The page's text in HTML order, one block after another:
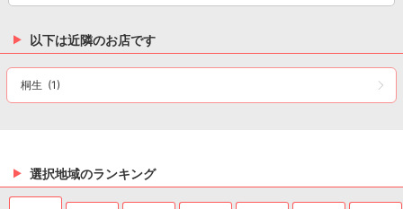
以下は近隣のお店です
桐生 (1)
選択地域のランキング